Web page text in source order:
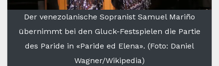
Der venezolanische Sopranist Samuel Mariño
übernimmt bei den Gluck-Festspielen die Partie
des Paride in «Paride ed Elena». (Foto: Daniel
Wagner/Wikipedia)